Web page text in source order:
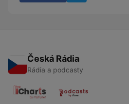
Česká Rádia
Rádia a podcasty